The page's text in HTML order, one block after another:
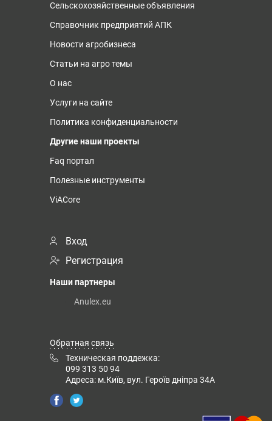
Сельскохозяйственные объявления
Справочник предприятий АПК
Новости агробизнеса
Статьи на агро темы
О нас
Услуги на сайте
Политика конфиденциальности
Другие наши проекты
Faq портал
Полезные инструменты
ViACore
Вход
Регистрация
Наши партнеры
Anulex.eu
Обратная связь
Техническая поддежка:
099 313 50 94
Адреса: м.Київ, вул. Героїв дніпра 34А